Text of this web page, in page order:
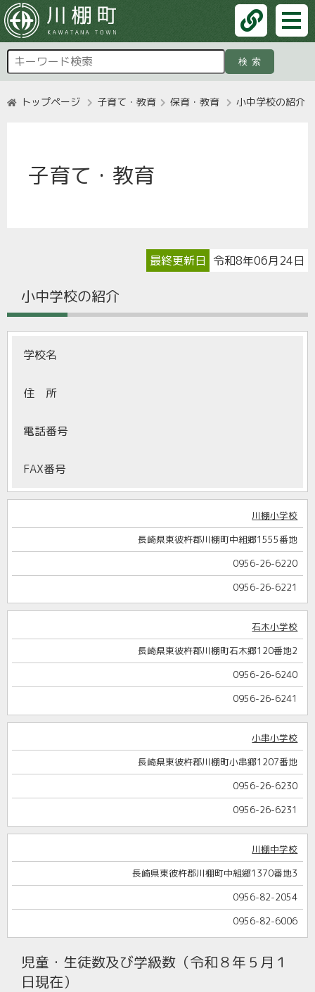
検索
トップページ 子育て・教育 保育・教育 小中学校の紹介
子育て・教育
最終更新日 令和8年06月24日
小中学校の紹介
学校名
住 所
電話番号
FAX番号
川棚小学校
長崎県東彼杵郡川棚町中組郷1555番地
0956-26-6220
0956-26-6221
石木小学校
長崎県東彼杵郡川棚町石木郷120番地2
0956-26-6240
0956-26-6241
小串小学校
長崎県東彼杵郡川棚町小串郷1207番地
0956-26-6230
0956-26-6231
川棚中学校
長崎県東彼杵郡川棚町中組郷1370番地3
0956-82-2054
0956-82-6006
児童・生徒数及び学級数（令和８年５月１
日現在）